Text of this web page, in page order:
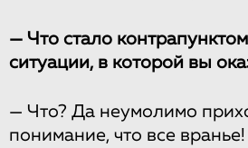
— Что стало
ситуации, в которой вы
— Что? Да неумолимо
понимание, что все